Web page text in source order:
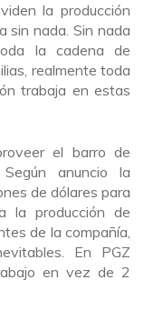
la producción
sin nada. Sin nada
la cadena de
realmente toda
trabaja en estas
el barro de
anuncio la
de dólares para
la producción de
de la compañía,
En PGZ
en vez de 2